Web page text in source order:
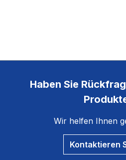
Haben Sie
Wir helfen Ihnen
Kontaktieren